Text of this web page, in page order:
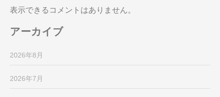
表示できるコメントはありません。
アーカイブ
2026年8月
2026年7月